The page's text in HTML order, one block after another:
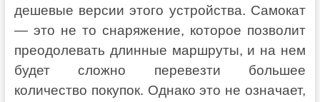
дешевые версии этого устройства. Самокат
— это не то снаряжение, которое позволит
преодолевать длинные маршруты, и на нем
будет сложно перевезти большее
количество покупок. Однако это не означает,